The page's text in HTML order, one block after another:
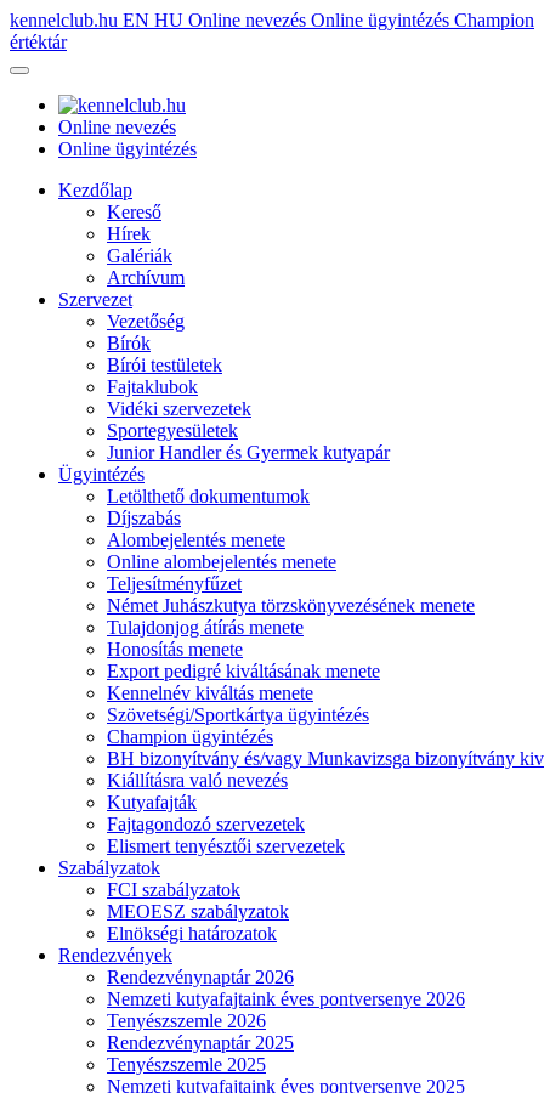
kennelclub.hu EN HU Online nevezés Online ügyintézés Champion
értéktár
Online nevezés
Online ügyintézés
Kezdőlap
Kereső
Hírek
Galériák
Archívum
Szervezet
Vezetőség
Bírók
Bírói testületek
Fajtaklubok
Vidéki szervezetek
Sportegyesületek
Junior Handler és Gyermek kutyapár
Ügyintézés
Letölthető dokumentumok
Díjszabás
Alombejelentés menete
Online alombejelentés menete
Teljesítményfűzet
Német Juhászkutya törzskönyvezésének menete
Tulajdonjog átírás menete
Honosítás menete
Export pedigré kiváltásának menete
Kennelnév kiváltás menete
Szövetségi/Sportkártya ügyintézés
Champion ügyintézés
BH bizonyítvány és/vagy Munkavizsga bizonyítvány
Kiállításra való nevezés
Kutyafajták
Fajtagondozó szervezetek
Elismert tenyésztői szervezetek
Szabályzatok
FCI szabályzatok
MEOESZ szabályzatok
Elnökségi határozatok
Rendezvények
Rendezvénynaptár 2026
Nemzeti kutyafajtaink éves pontversenye 2026
Tenyészszemle 2026
Rendezvénynaptár 2025
Tenyészszemle 2025
Nemzeti kutyafajtaink éves pontversenye 2025